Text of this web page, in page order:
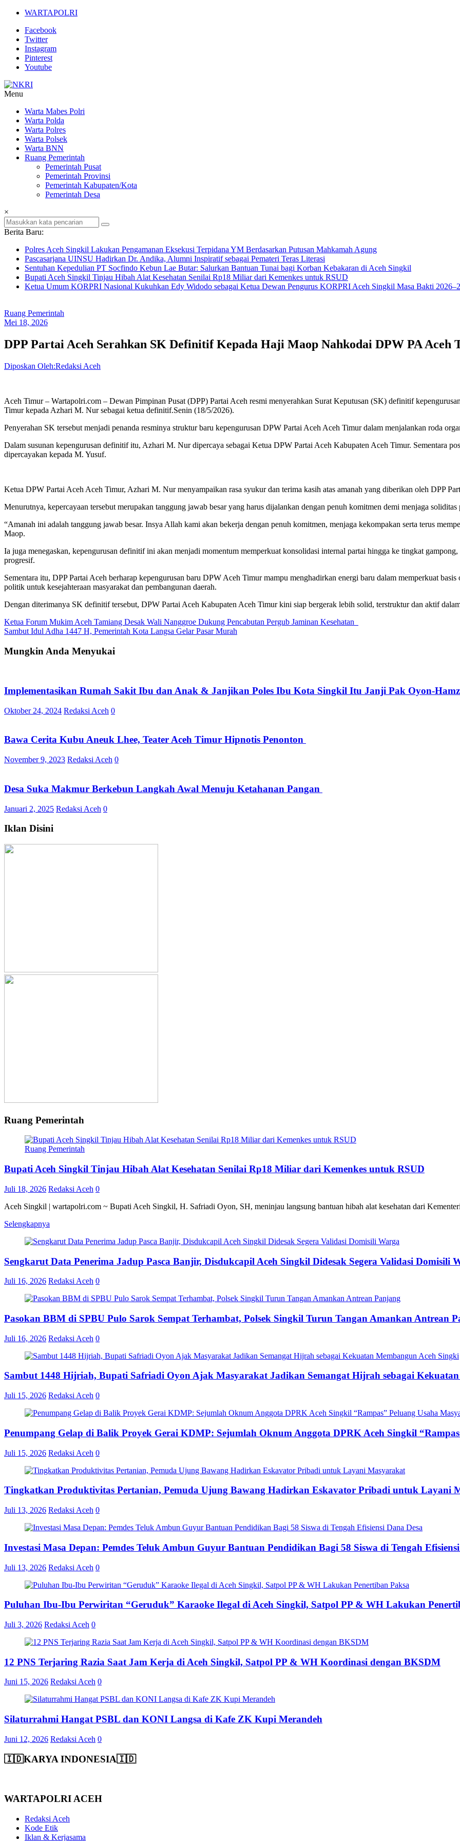
Lompat
konten
WARTAPOLRI
Facebook
Twitter
Instagram
Pinterest
Youtube
Jurnalisme
Positif
Menu
Warta Mabes Polri
Warta Polda
Warta Polres
Warta Polsek
Warta BNN
Ruang Pemerintah
Pemerintah Pusat
Pemerintah Provinsi
Pemerintah Kabupaten/Kota
Pemerintah Desa
×
Berita Baru:
Polres Aceh Singkil Lakukan Pengamanan Eksekusi Terpidana YM Berdasarkan Putusan Mahkamah Agung
Pascasarjana UINSU Hadirkan Dr. Andika, Alumni Inspiratif sebagai Pemateri Teras Literasi
Sentuhan Kepedulian PT Socfindo Kebun Lae Butar: Salurkan Bantuan Tunai bagi Korban Kebakaran di Aceh Singkil
Bupati Aceh Singkil Tinjau Hibah Alat Kesehatan Senilai Rp18 Miliar dari Kemenkes untuk RSUD
Ketua Umum KORPRI Nasional Kukuhkan Edy Widodo sebagai Ketua Dewan Pengurus KORPRI Aceh Singkil Masa Bakti
Ruang Pemerintah
Mei 18, 2026
DPP Partai Aceh Serahkan SK Definitif Kepada Haji Maop Nahkodai DPW PA
Diposkan Oleh:Redaksi Aceh
Aceh Timur – Wartapolri.com – Dewan Pimpinan Pusat (DPP) Partai Aceh resmi menyerahkan Surat Keputusan (SK) definitif
Timur kepada Azhari M. Nur sebagai ketua definitif.Senin (18/5/2026).
Penyerahan SK tersebut menjadi penanda resminya struktur baru kepengurusan DPW Partai Aceh Aceh Timur dalam menjalankan roda
Dalam susunan kepengurusan definitif itu, Azhari M. Nur dipercaya sebagai Ketua DPW Partai Aceh Kabupaten Aceh Timur. Sementara
dipercayakan kepada M. Yusuf.
Ketua DPW Partai Aceh Aceh Timur, Azhari M. Nur menyampaikan rasa syukur dan terima kasih atas amanah yang diberikan oleh DPP
Menurutnya, kepercayaan tersebut merupakan tanggung jawab besar yang harus dijalankan dengan penuh komitmen demi menjaga
“Amanah ini adalah tanggung jawab besar. Insya Allah kami akan bekerja dengan penuh komitmen, menjaga kekompakan serta terus
Maop.
Ia juga menegaskan, kepengurusan definitif ini akan menjadi momentum memperkuat konsolidasi internal partai hingga ke tingkat
progresif.
Sementara itu, DPP Partai Aceh berharap kepengurusan baru DPW Aceh Timur mampu menghadirkan energi baru dalam memperkuat
politik untuk kesejahteraan masyarakat dan pembangunan daerah.
Dengan diterimanya SK definitif tersebut, DPW Partai Aceh Kabupaten Aceh Timur kini siap bergerak lebih solid, terstruktur dan aktif
Navigasi
pos
Ketua Forum Mukim Aceh Tamiang Desak Wali Nanggroe Dukung Pencabutan Pergub Jaminan Kesehatan
Sambut Idul Adha 1447 H, Pemerintah Kota Langsa Gelar Pasar Murah
Mungkin Anda Menyukai
Implementasikan Rumah Sakit Ibu dan Anak & Janjikan Poles Ibu Kota Singkil Itu Janji Pak Oyon-
Oktober 24, 2024 Redaksi Aceh 0
Bawa Cerita Kubu Aneuk Lhee, Teater Aceh Timur Hipnotis Penonton
November 9, 2023 Redaksi Aceh 0
Desa Suka Makmur Berkebun Langkah Awal Menuju Ketahanan Pangan
Januari 2, 2025 Redaksi Aceh 0
Iklan Disini
Ruang Pemerintah
Ruang Pemerintah
Bupati Aceh Singkil Tinjau Hibah Alat Kesehatan Senilai Rp18 Miliar dari Kemenkes untuk RSUD
Juli 18, 2026 Redaksi Aceh 0
Aceh Singkil | wartapolri.com ~ Bupati Aceh Singkil, H. Safriadi Oyon, SH, meninjau langsung bantuan hibah alat kesehatan dari
Selengkapnya
Sengkarut Data Penerima Jadup Pasca Banjir, Disdukcapil Aceh Singkil Didesak Segera Validasi Domisili
Juli 16, 2026 Redaksi Aceh 0
Pasokan BBM di SPBU Pulo Sarok Sempat Terhambat, Polsek Singkil Turun Tangan Amankan Antrean
Juli 16, 2026 Redaksi Aceh 0
Sambut 1448 Hijriah, Bupati Safriadi Oyon Ajak Masyarakat Jadikan Semangat Hijrah sebagai
Juli 15, 2026 Redaksi Aceh 0
Penumpang Gelap di Balik Proyek Gerai KDMP: Sejumlah Oknum Anggota DPRK Aceh Singkil
Juli 15, 2026 Redaksi Aceh 0
Tingkatkan Produktivitas Pertanian, Pemuda Ujung Bawang Hadirkan Eskavator Pribadi untuk Layani
Juli 13, 2026 Redaksi Aceh 0
Investasi Masa Depan: Pemdes Teluk Ambun Guyur Bantuan Pendidikan Bagi 58 Siswa di Tengah
Juli 13, 2026 Redaksi Aceh 0
Puluhan Ibu-Ibu Perwiritan “Geruduk” Karaoke Ilegal di Aceh Singkil, Satpol PP & WH Lakukan
Juli 3, 2026 Redaksi Aceh 0
12 PNS Terjaring Razia Saat Jam Kerja di Aceh Singkil, Satpol PP & WH Koordinasi dengan BKSDM
Juni 15, 2026 Redaksi Aceh 0
Silaturrahmi Hangat PSBL dan KONI Langsa di Kafe ZK Kupi Merandeh
Juni 12, 2026 Redaksi Aceh 0
🇮🇩KARYA INDONESIA🇮🇩
WARTAPOLRI ACEH
Redaksi Aceh
Kode Etik
Iklan & Kerjasama